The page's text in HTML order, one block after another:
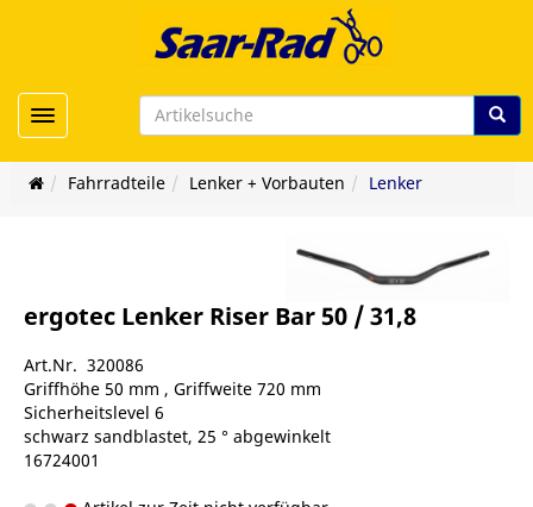
Toggle navigation
Fahrradteile Lenker + Vorbauten Lenker
ergotec Lenker Riser Bar 50 / 31,8
Art.Nr. 320086
Griffhöhe 50 mm , Griffweite 720 mm
Sicherheitslevel 6
schwarz sandblastet, 25 ° abgewinkelt
16724001